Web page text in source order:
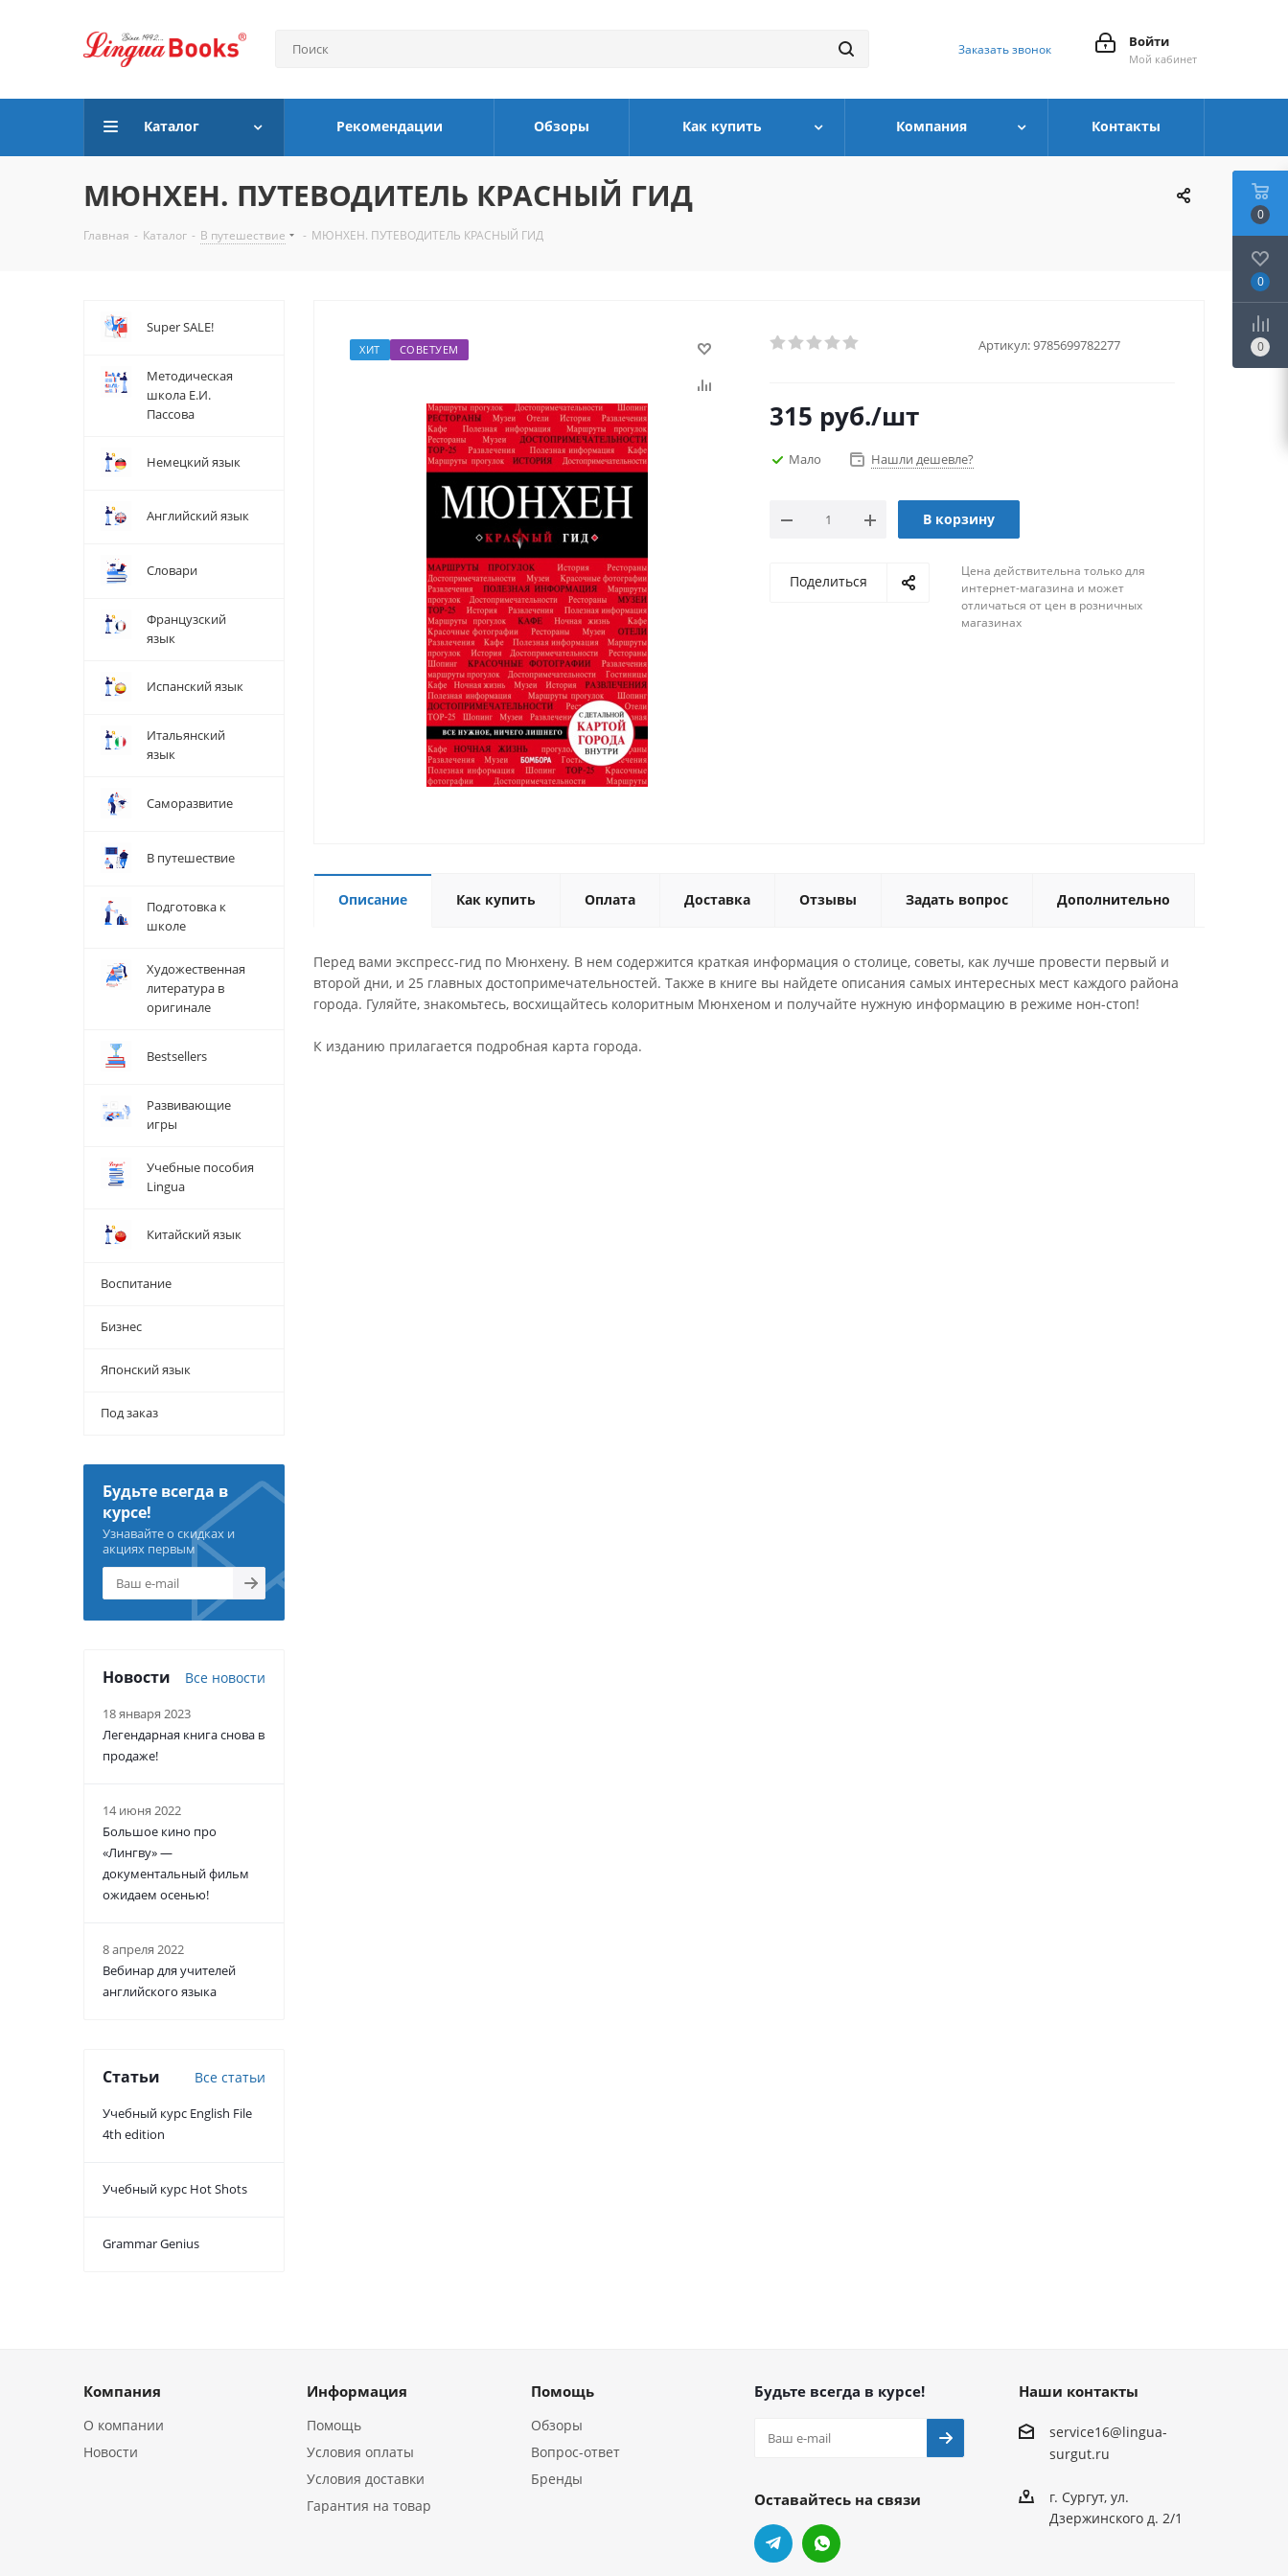
Войти
Мой кабинет
Заказать звонок
Каталог Рекомендации Обзоры Как купить Компания Контакты
МЮНХЕН. ПУТЕВОДИТЕЛЬ КРАСНЫЙ ГИД
Главная - Каталог - В путешествие - МЮНХЕН. ПУТЕВОДИТЕЛЬ КРАСНЫЙ ГИД
ХИТ СОВЕТУЕМ Артикул:9785699782277
315 руб./шт
Мало Нашли дешевле?
В корзину
Поделиться
Цена действительна только для
интернет-магазина и может
отличаться от цен в розничных
магазинах
Описание Как купить Оплата Доставка Отзывы Задать вопрос Дополнительно
Перед вами экспресс-гид по Мюнхену. В нем содержится краткая информация о столице, советы, как лучше провести первый и
второй дни, и 25 главных достопримечательностей. Также в книге вы найдете описания самых интересных мест каждого района
города. Гуляйте, знакомьтесь, восхищайтесь колоритным Мюнхеном и получайте нужную информацию в режиме нон-стоп!
К изданию прилагается подробная карта города.
Super SALE!
Методическая
школа Е.И.
Пассова
Немецкий язык
Английский язык
Словари
Французский
язык
Испанский язык
Итальянский
язык
Саморазвитие
В путешествие
Подготовка к
школе
Художественная
литература в
оригинале
Bestsellers
Развивающие
игры
Учебные пособия
Lingua
Китайский язык
Воспитание
Бизнес
Японский язык
Под заказ
Будьте всегда в
курсе!
Узнавайте о скидках и
акциях первым
Новости Все новости
18 января 2023
Легендарная книга снова в
продаже!
14 июня 2022
Большое кино про
«Лингву» —
документальный фильм
ожидаем осенью!
8 апреля 2022
Вебинар для учителей
английского языка
Статьи Все статьи
Учебный курс English File
4th edition
Учебный курс Hot Shots
Grammar Genius
Компания
О компании
Новости
Информация
Помощь
Условия оплаты
Условия доставки
Гарантия на товар
Помощь
Обзоры
Вопрос-ответ
Бренды
Будьте всегда в курсе!
Оставайтесь на связи
Наши контакты
service16@lingua-
surgut.ru
г. Сургут,ул.
Дзержинского д. 2/1
0
0
0